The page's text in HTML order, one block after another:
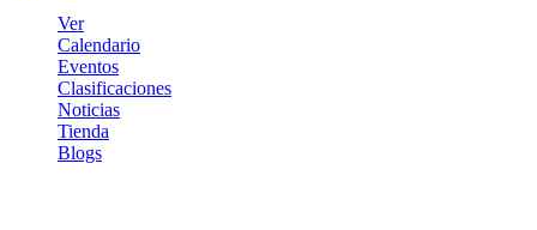
Ver
Calendario
Eventos
Clasificaciones
Noticias
Tienda
Blogs